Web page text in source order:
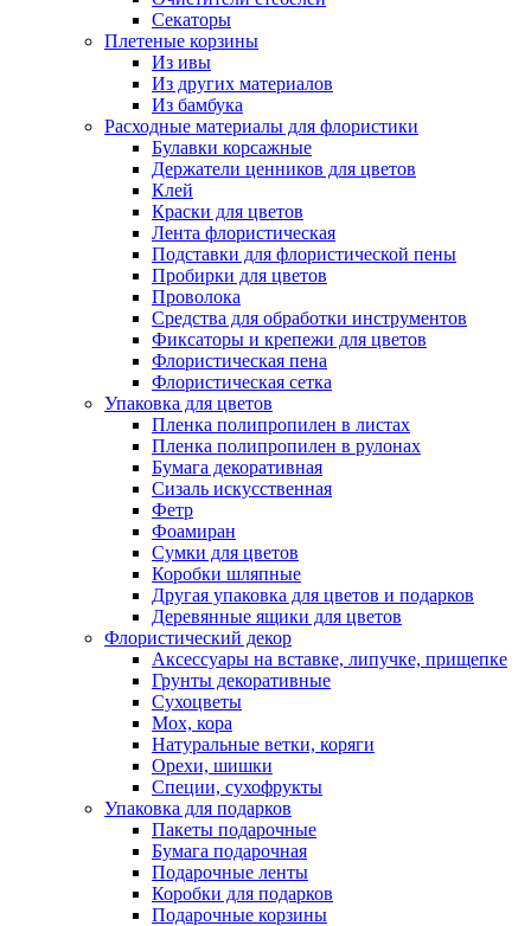
Секаторы
Плетеные корзины
Из ивы
Из других материалов
Из бамбука
Расходные материалы для флористики
Булавки корсажные
Держатели ценников для цветов
Клей
Краски для цветов
Лента флористическая
Подставки для флористической пены
Пробирки для цветов
Проволока
Средства для обработки инструментов
Фиксаторы и крепежи для цветов
Флористическая пена
Флористическая сетка
Упаковка для цветов
Пленка полипропилен в листах
Пленка полипропилен в рулонах
Бумага декоративная
Сизаль искусственная
Фетр
Фоамиран
Сумки для цветов
Коробки шляпные
Другая упаковка для цветов и подарков
Деревянные ящики для цветов
Флористический декор
Аксессуары на вставке, липучке, прищепке
Грунты декоративные
Сухоцветы
Мох, кора
Натуральные ветки, коряги
Орехи, шишки
Специи, сухофрукты
Упаковка для подарков
Пакеты подарочные
Бумага подарочная
Подарочные ленты
Коробки для подарков
Подарочные корзины